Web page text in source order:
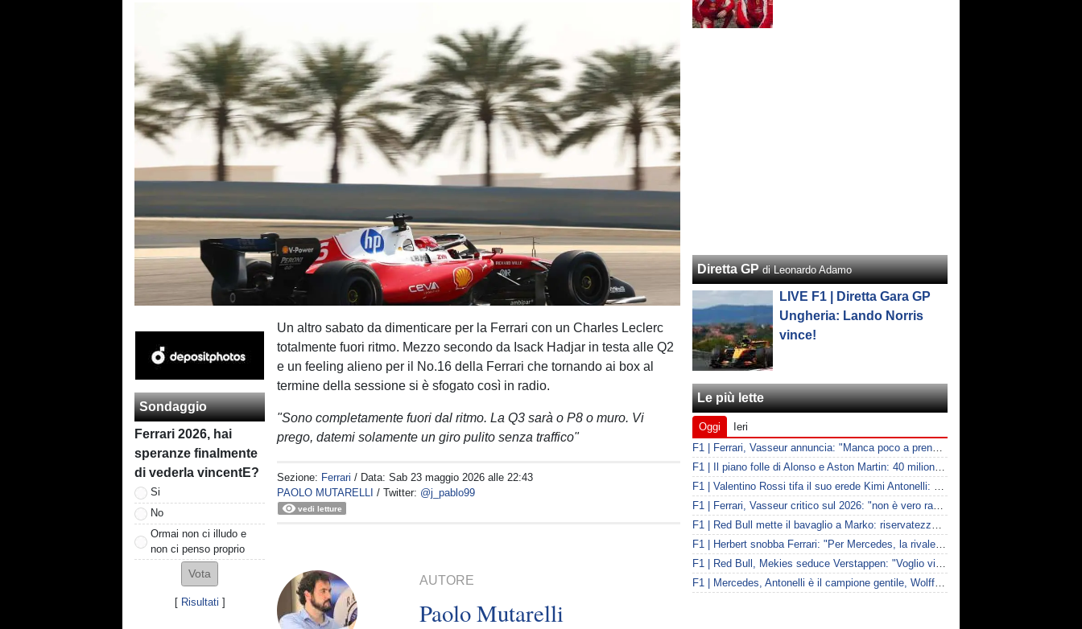
Sondaggio
Ferrari 2026, hai
speranze finalmente
di vederla vincentE?
Si
No
Ormai non ci illudo e
non ci penso proprio
[ Risultati ]
Un altro sabato da dimenticare per la Ferrari con un Charles Leclerc
totalmente fuori ritmo. Mezzo secondo da Isack Hadjar in testa alle Q2
e un feeling alieno per il No.16 della Ferrari che tornando ai box al
termine della sessione si è sfogato così in radio.
"Sono completamente fuori dal ritmo. La Q3 sarà o P8 o muro. Vi
prego, datemi solamente un giro pulito senza traffico"
Sezione: Ferrari / Data:Sab 23 maggio 2026 alle 22:43
PAOLO MUTARELLI / Twitter: @j_pablo99
vedi letture
AUTORE
Paolo Mutarelli
Diretta GP di Leonardo Adamo
LIVE F1 | Diretta Gara GP
Ungheria: Lando Norris
vince!
Le più lette
Oggi
Ieri
F1 | Ferrari, Vasseur annuncia: "Manca poco a prendere Mercedes, ma non basterà l'ADUO"
F1 | Il piano folle di Alonso e Aston Martin: 40 milioni all'anno fino ai 47 anni di Nando
F1 | Valentino Rossi tifa il suo erede Kimi Antonelli: "Tifo lui, non Ferrari"
F1 | Ferrari, Vasseur critico sul 2026: "non è vero racing, ma non è artificiale"
F1 | Red Bull mette il bavaglio a Marko: riservatezza fino al 2026
F1 | Herbert snobba Ferrari: "Per Mercedes, la rivale è McLaren"
F1 | Red Bull, Mekies seduce Verstappen: "Voglio vincere anch'io"
F1 | Mercedes, Antonelli è il campione gentile, Wolff: "Non devi essere stronzo per vincere"